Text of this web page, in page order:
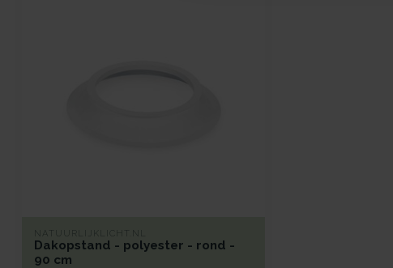
NATUURLIJKLICHT.NL
Dakopstand - polyester - rond -
90 cm